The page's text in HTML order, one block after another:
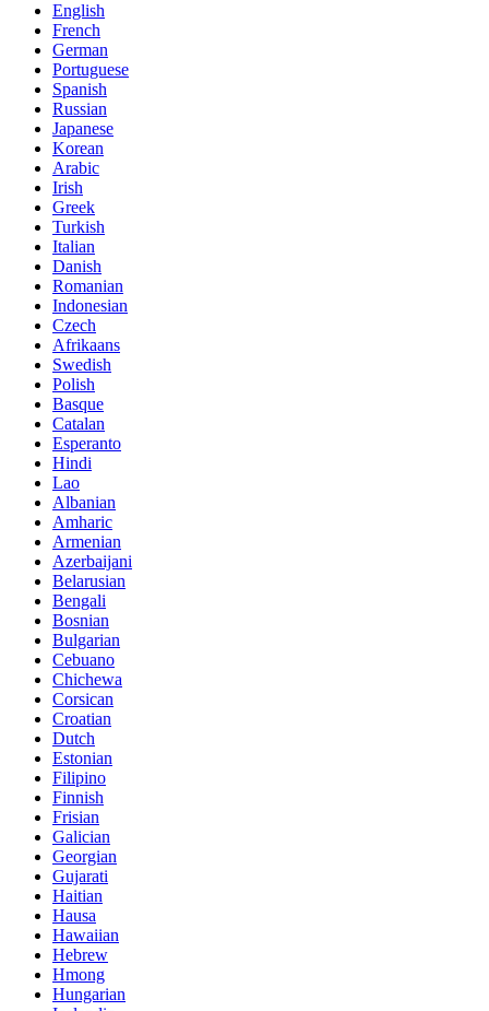
English
French
German
Portuguese
Spanish
Russian
Japanese
Korean
Arabic
Irish
Greek
Turkish
Italian
Danish
Romanian
Indonesian
Czech
Afrikaans
Swedish
Polish
Basque
Catalan
Esperanto
Hindi
Lao
Albanian
Amharic
Armenian
Azerbaijani
Belarusian
Bengali
Bosnian
Bulgarian
Cebuano
Chichewa
Corsican
Croatian
Dutch
Estonian
Filipino
Finnish
Frisian
Galician
Georgian
Gujarati
Haitian
Hausa
Hawaiian
Hebrew
Hmong
Hungarian